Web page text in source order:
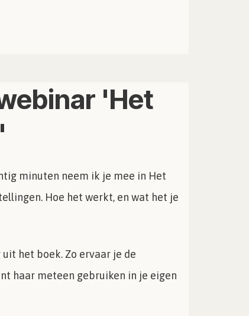
'Het
minuten neem ik je mee in Het
Hoe het werkt, en wat het je
het boek. Zo ervaar je de
haar meteen gebruiken in je eigen